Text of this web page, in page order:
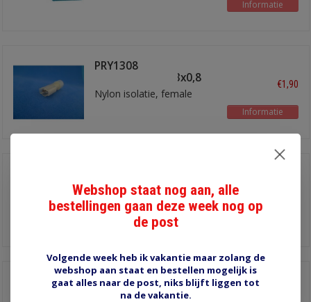
Informatie
PRY1308
schuifstekker6,3x0,8
Nylon isolatie, female
€1,90
Informatie
8 mm NRU621 pen
Webshop staat nog aan, alle
bestellingen gaan deze week nog op
de post
Volgende week heb ik vakantie maar zolang de
webshop aan staat en bestellen mogelijk is
gaat alles naar de post, niks blijft liggen tot
na de vakantie.